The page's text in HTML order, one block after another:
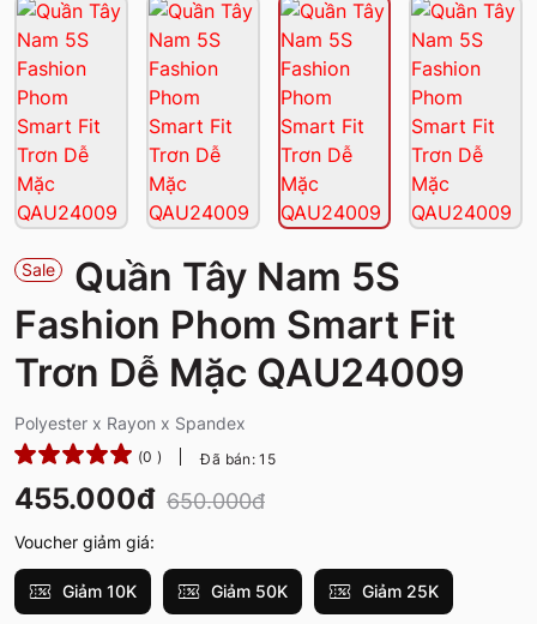
Sale
Quần Tây Nam 5S
Fashion Phom Smart Fit
Trơn Dễ Mặc QAU24009
Polyester x Rayon x Spandex
(0 ) Đã bán: 15
455.000đ 650.000đ
Voucher giảm giá:
Giảm 10K Giảm 50K Giảm 25K